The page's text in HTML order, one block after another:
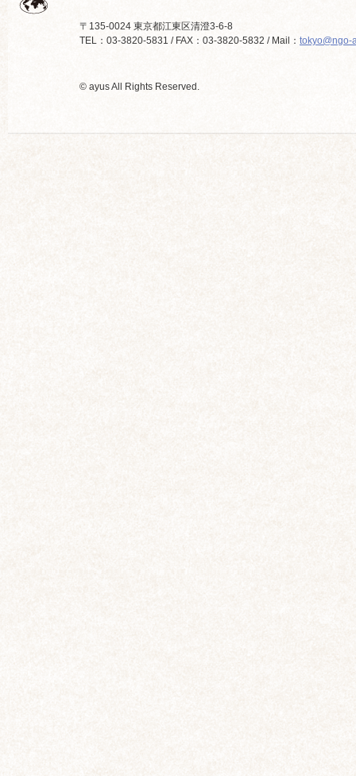
〒135-0024 東京都江東区清澄3-6-8
TEL：03-3820-5831 / FAX：03-3820-5832 / Mail： tokyo@ngo-
© ayus All Rights Reserved.